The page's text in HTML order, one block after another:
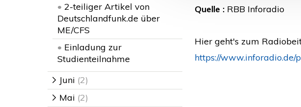
• 2-teiliger Artikel von
Deutschlandfunk.de über
ME/CFS
• Einladung zur
Studienteilnahme
> Juni (2)
> Mai (2)
Quelle : RBB Inforadio
Hier geht's zum
https://www.inforadio.de/